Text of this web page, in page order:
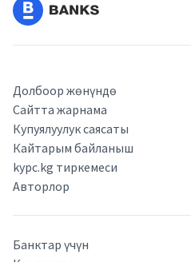
Долбоор жөнүндө
Сайтта жарнама
Купуялуулук саясаты
Кайтарым байланыш
kypc.kg тиркемеси
Авторлор
Банктар үчүн